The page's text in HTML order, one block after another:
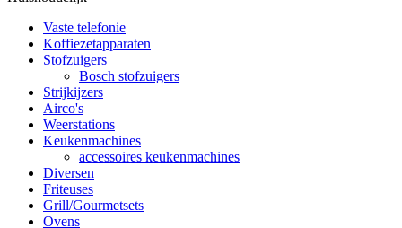
Vaste telefonie
Koffiezetapparaten
Stofzuigers
Bosch stofzuigers
Strijkijzers
Airco's
Weerstations
Keukenmachines
accessoires keukenmachines
Diversen
Friteuses
Grill/Gourmetsets
Ovens